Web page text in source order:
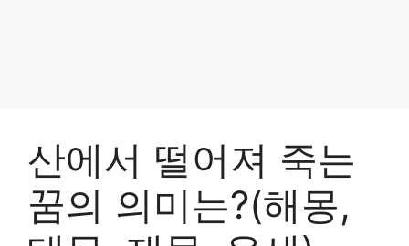
산에서 떨어져 죽는
꿈의 의미는?(해몽,